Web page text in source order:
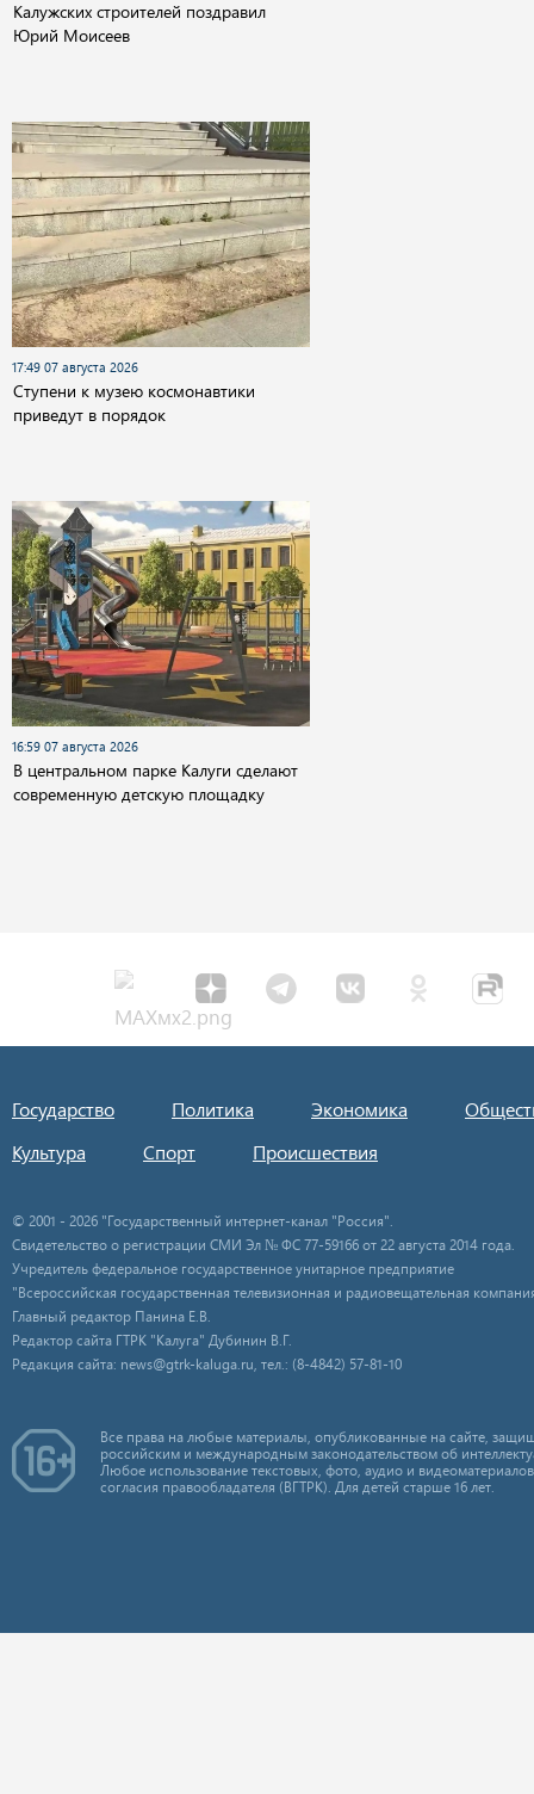
Калужских строителей поздравил
Юрий Моисеев
17:49 07 августа 2026
Cтупени к музею космонавтики
приведут в порядок
16:59 07 августа 2026
В центральном парке Калуги сделают
современную детскую площадку
Государство Политика Экономика
Культура
Спорт Происшествия
© 2001 - 2026 "Государственный интернет-канал "Россия".
Свидетельство о регистрации СМИ Эл № ФС 77-59166 от 22 августа 2014 года.
Учредитель федеральное государственное унитарное предприятие
"Всероссийская государственная телевизионная и радиовещательная
Главный редактор Панина Е.В.
Редактор сайта ГТРК "Калуга" Дубинин В.Г.
Редакция сайта: news@gtrk-kaluga.ru, тел.: (8-4842) 57-81-10
Все права на любые материалы, опубликованные на сайте,
российским и международным законодательством об
Любое использование текстовых, фото, аудио и
согласия правообладателя (ВГТРК). Для детей старше 16 лет.